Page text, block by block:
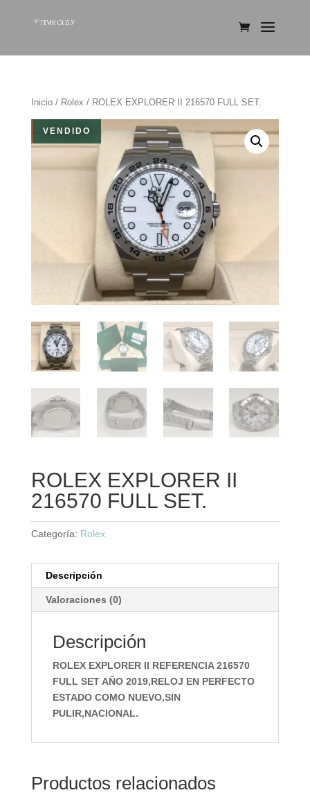
Inicio/ Rolex / ROLEX EXPLORER II 216570 FULL SET.
VENDIDO
ROLEX EXPLORER II
216570 FULL SET.
Categoría: Rolex
Descripción
Valoraciones (0)
Descripción
ROLEX EXPLORER II REFERENCIA 216570
FULL SET AÑO 2019,RELOJ EN PERFECTO
ESTADO COMO NUEVO,SIN
PULIR,NACIONAL.
Productos relacionados